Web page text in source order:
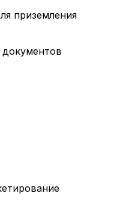
приземления